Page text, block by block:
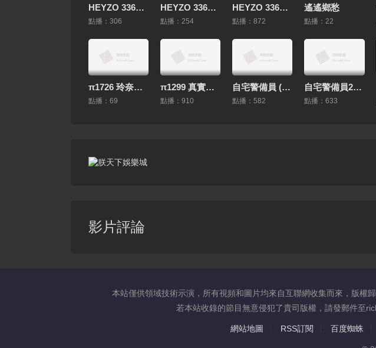
HEYZO 3362 上本ゆりがオナってくれました！ – 上本ゆり
點播：306
HEYZO 3363 性感マッサージで快感！～西條沙羅の場合～ – 西條沙羅
點播：254
HEYZO 3361 セレブ妻とオフパコ！ – セレブ妻Ｚさん
點播：872
遙遙鄉愁
點播：22
π1726 玲奈下鄉記 MIDV-700 #宮下玲奈
點播：69
π1299 真實投稿-活寡少婦被侵犯 NSFS-160
點播：910
自宅警備員 (2019) 第2話 [中文字幕]
點播：582
自宅警備員2ndミッションナマイキ美乳次女_由紀 2D動漫 中文字幕
點播：633
影片評論
本站僅供領域技術示演，所有視頻和圖片均來自互聯網收集而來，版權
若本站收錄的節目無意侵犯了貴司版權，請發郵件至
網站地圖 RSS訂閱 百度蜘蛛